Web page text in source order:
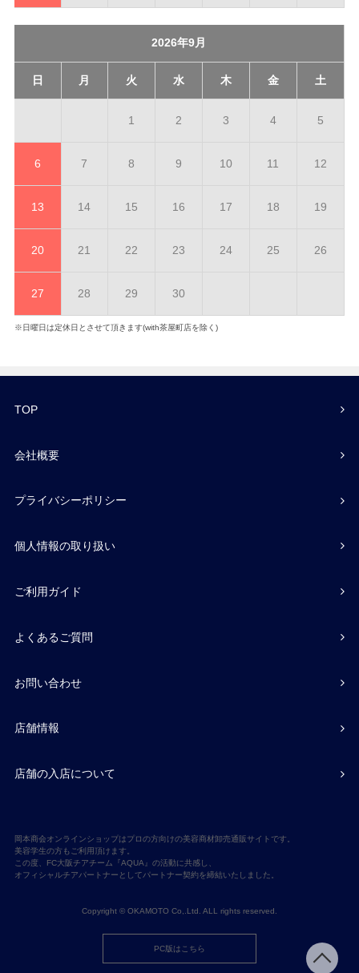
2026年9月
日 月 火 水 木 金 土
1 2 3 4 5
6 7 8 9 10 11 12
13 14 15 16 17 18 19
20 21 22 23 24 25 26
27 28 29 30
※日曜日は定休日とさせて頂きます(with茶屋町店を除く)
TOP
会社概要
プライバシーポリシー
個人情報の取り扱い
ご利用ガイド
よくあるご質問
お問い合わせ
店舗情報
店舗の入店について
岡本商会オンラインショップはプロの方向けの美容商材卸売通販サイトです。
美容学生の方もご利用頂けます。
この度、FC大阪チアチーム『AQUA』の活動に共感し、
オフィシャルチアパートナーとしてパートナー契約を締結いたしました。
Copyright © OKAMOTO Co,.Ltd. ALL rights reserved.
PC版はこちら